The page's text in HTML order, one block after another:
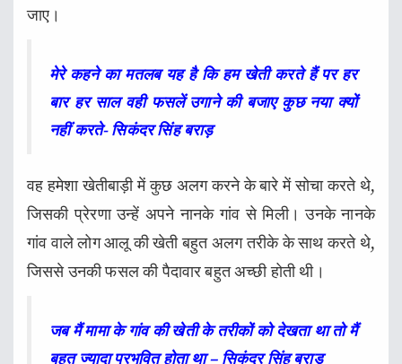
जाए।
मेरे कहने का मतलब यह है कि हम खेती करते हैं पर हर
बार हर साल वही फसलें उगाने की बजाए कुछ नया क्यों
नहीं करते- सिकंदर सिंह बराड़
वह हमेशा खेतीबाड़ी में कुछ अलग करने के बारे में सोचा करते थे,
जिसकी प्रेरणा उन्हें अपने नानके गांव से मिली। उनके नानके
गांव वाले लोग आलू की खेती बहुत अलग तरीके के साथ करते थे,
जिससे उनकी फसल की पैदावार बहुत अच्छी होती थी।
जब मैं मामा के गांव की खेती के तरीकों को देखता था तो मैं
बहुत ज्यादा प्रभवित होता था – सिकंदर सिंह बराड़